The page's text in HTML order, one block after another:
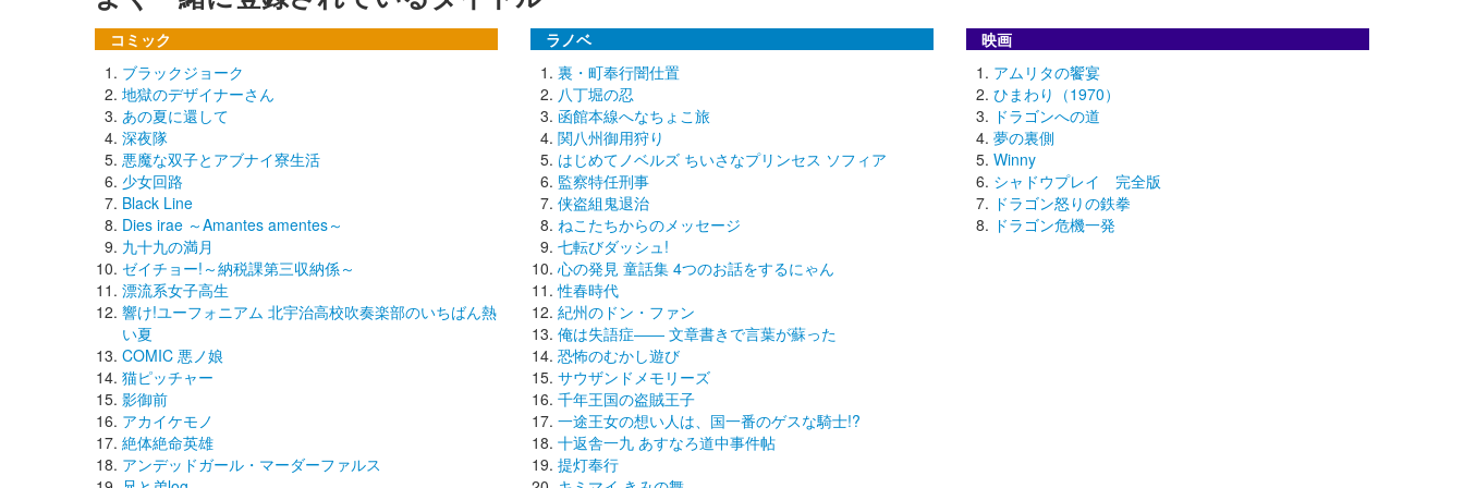
コミック
ブラックジョーク
地獄のデザイナーさん
あの夏に還して
深夜隊
悪魔な双子とアブナイ寮生活
少女回路
Black Line
Dies irae ～Amantes amentes～
九十九の満月
ゼイチョー!～納税課第三収納係～
漂流系女子高生
響け!ユーフォニアム 北宇治高校吹奏楽部のいちばん熱
い夏
COMIC 悪ノ娘
猫ピッチャー
影御前
アカイケモノ
絶体絶命英雄
アンデッドガール・マーダーファルス
ラノベ
裏・町奉行闇仕置
八丁堀の忍
函館本線へなちょこ旅
関八州御用狩り
はじめてノベルズ ちいさなプリンセス ソフィア
監察特任刑事
侠盗組鬼退治
ねこたちからのメッセージ
七転びダッシュ!
心の発見 童話集 4つのお話をするにゃん
性春時代
紀州のドン・ファン
俺は失語症―― 文章書きで言葉が蘇った
恐怖のむかし遊び
サウザンドメモリーズ
千年王国の盗賊王子
一途王女の想い人は、国一番のゲスな騎士!?
十返舎一九 あすなろ道中事件帖
提灯奉行
映画
アムリタの饗宴
ひまわり（1970）
ドラゴンへの道
夢の裏側
Winny
シャドウプレイ 完全版
ドラゴン怒りの鉄拳
ドラゴン危機一発